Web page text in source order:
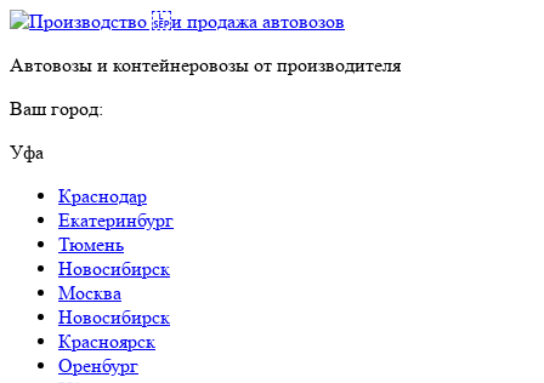
Автовозы и контейнеровозы от производителя
Ваш город:
Уфа
Краснодар
Екатеринбург
Тюмень
Новосибирск
Москва
Новосибирск
Красноярск
Оренбург